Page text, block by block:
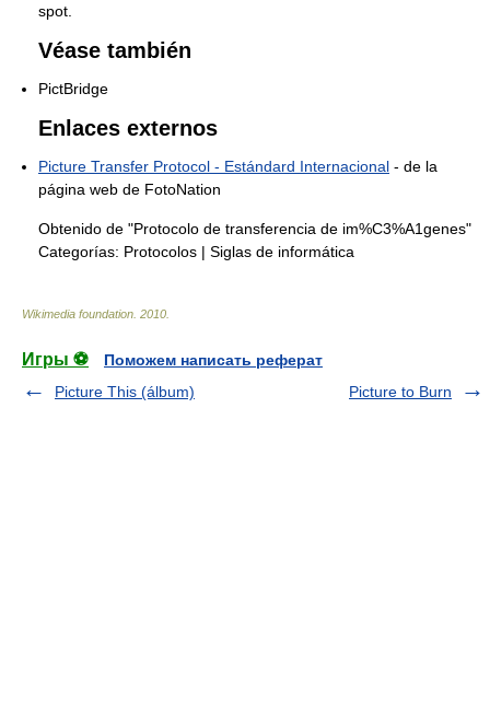
spot.
Véase también
PictBridge
Enlaces externos
Picture Transfer Protocol - Estándard Internacional - de la
página web de FotoNation
Obtenido de "Protocolo de transferencia de im%C3%A1genes"
Categorías: Protocolos | Siglas de informática
Wikimedia foundation 2010
Игры ⚽
Поможем написать реферат
Picture This (álbum)
Picture to Burn